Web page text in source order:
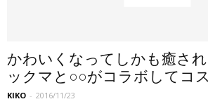
かわいくなってしかも癒さ
ックマと○○がコラボしてコ
KIKO - 2016/11/23